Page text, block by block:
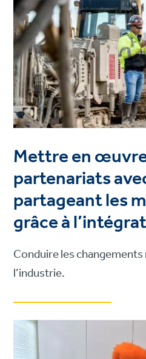
Mettre en
partenariats
partageant les
grâce à
Conduire les
l’industrie.